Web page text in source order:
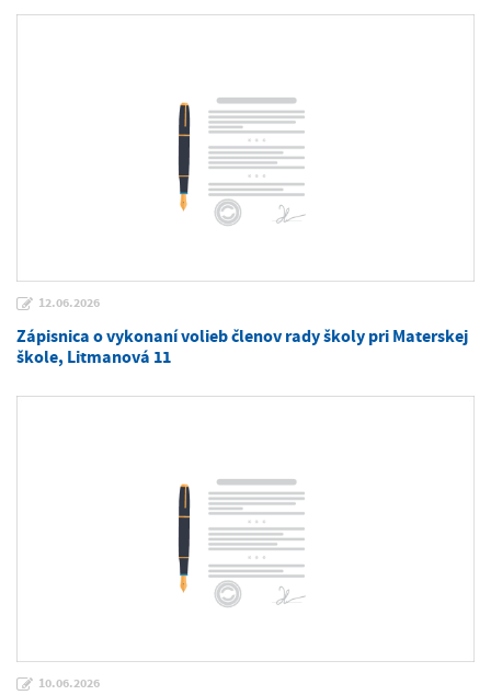
12.06.2026
Zápisnica o vykonaní volieb členov rady školy pri Materskej
škole, Litmanová 11
10.06.2026